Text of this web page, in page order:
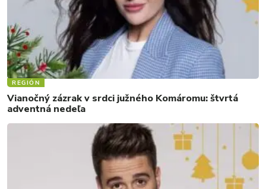
REGIÓN
Vianočný zázrak v srdci južného Komáromu: štvrtá
adventná nedeľa